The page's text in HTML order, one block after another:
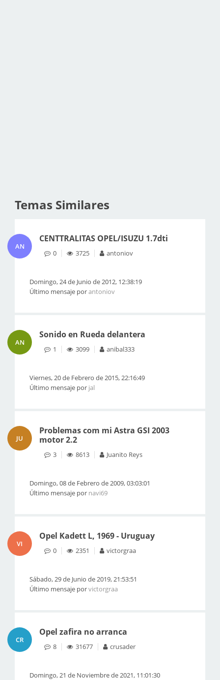
Temas Similares
AN
CENTTRALITAS OPEL/ISUZU 1.7dti
0 3725 antoniov
Domingo, 24 de Junio de 2012, 12:38:19
Último mensaje porantoniov
AN
Sonido en Rueda delantera
1 3099 anibal333
Viernes, 20 de Febrero de 2015, 22:16:49
Último mensaje por jal
JU
Problemas com mi Astra GSI 2003
motor 2.2
3 8613 Juanito Reys
Domingo, 08 de Febrero de 2009, 03:03:01
Último mensaje por navi69
VI
Opel Kadett L, 1969 - Uruguay
0 2351 victorgraa
Sábado, 29 de Junio de 2019, 21:53:51
Último mensaje porvictorgraa
CR
Opel zafira no arranca
8 31677 crusader
Domingo, 21 de Noviembre de 2021, 11:01:30